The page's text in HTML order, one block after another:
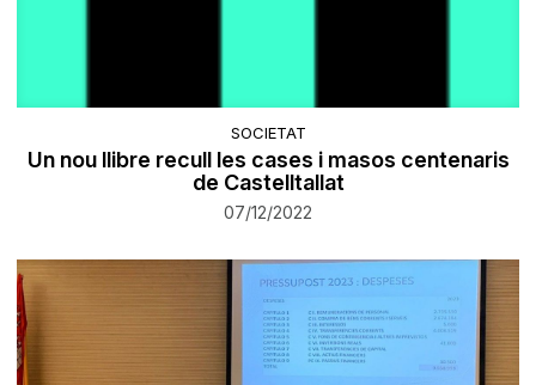
SOCIETAT
Un nou llibre recull les cases i masos centenaris
de Castelltallat
07/12/2022